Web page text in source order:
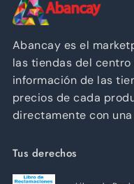
Abancay es el
las tiendas del centro
información de las
precios de cada
directamente con
Tus derechos